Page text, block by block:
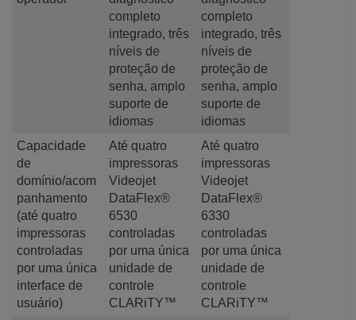
completo
integrado, três
níveis de
proteção de
senha, amplo
suporte de
idiomas
completo
integrado, três
níveis de
proteção de
senha, amplo
suporte de
idiomas
Capacidade
de
domínio/acom
panhamento
(até quatro
impressoras
controladas
por uma única
interface de
usuário)
Até quatro
impressoras
Videojet
DataFlex®
6530
controladas
por uma única
unidade de
controle
CLARiTY™
Até quatro
impressoras
Videojet
DataFlex®
6330
controladas
por uma única
unidade de
controle
CLARiTY™